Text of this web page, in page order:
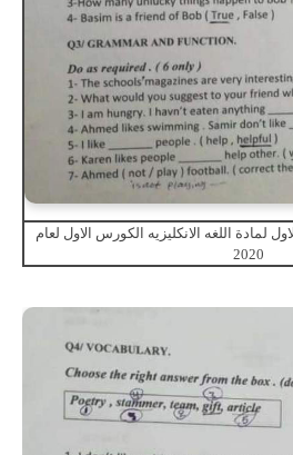
لمادة اللغه الانكليزيه الكورس الاول لعام
2020